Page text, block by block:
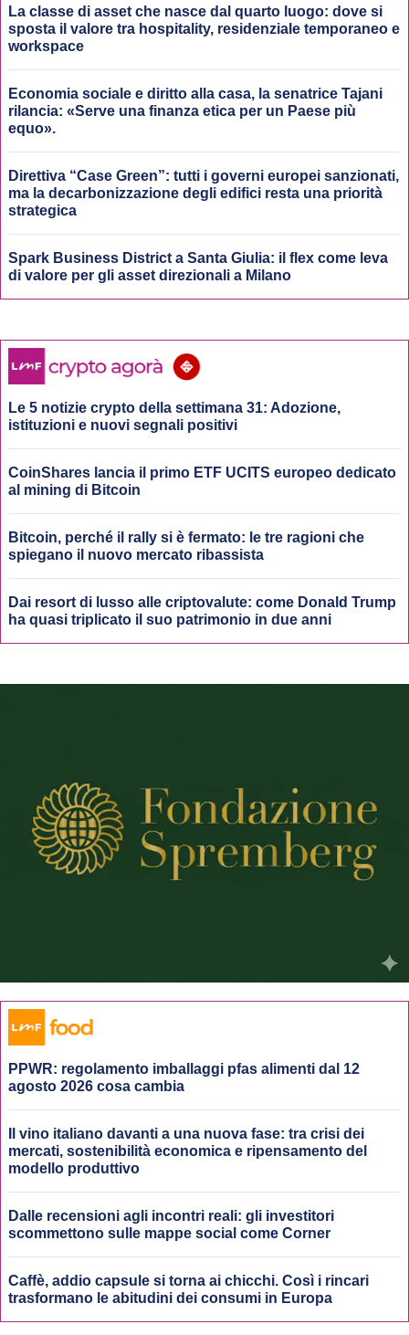
La classe di asset che nasce dal quarto luogo: dove si
sposta il valore tra hospitality, residenziale temporaneo e
workspace
Economia sociale e diritto alla casa, la senatrice Tajani
rilancia: «Serve una finanza etica per un Paese più
equo».
Direttiva “Case Green”: tutti i governi europei sanzionati,
ma la decarbonizzazione degli edifici resta una priorità
strategica
Spark Business District a Santa Giulia: il flex come leva
di valore per gli asset direzionali a Milano
Le 5 notizie crypto della settimana 31: Adozione,
istituzioni e nuovi segnali positivi
CoinShares lancia il primo ETF UCITS europeo dedicato
al mining di Bitcoin
Bitcoin, perché il rally si è fermato: le tre ragioni che
spiegano il nuovo mercato ribassista
Dai resort di lusso alle criptovalute: come Donald Trump
ha quasi triplicato il suo patrimonio in due anni
PPWR: regolamento imballaggi pfas alimenti dal 12
agosto 2026 cosa cambia
Il vino italiano davanti a una nuova fase: tra crisi dei
mercati, sostenibilità economica e ripensamento del
modello produttivo
Dalle recensioni agli incontri reali: gli investitori
scommettono sulle mappe social come Corner
Caffè, addio capsule si torna ai chicchi. Così i rincari
trasformano le abitudini dei consumi in Europa